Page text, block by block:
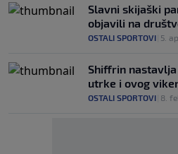
Slavni skijaški
objavili na
OSTALI SPORTOVI 5.
Shiffrin
utrke i ovog
OSTALI SPORTOVI 8.